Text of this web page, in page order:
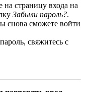
страницу входа на
Забыли пароль?.
снова сможете войти
свяжитесь с